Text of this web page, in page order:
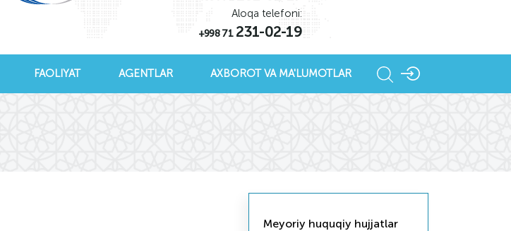
Aloqa telefoni:
+998 71231-02-19
FAOLIYAT AGENTLAR AXBOROT VA MA'LUMOTLAR
Meyoriy huquqiy hujjatlar